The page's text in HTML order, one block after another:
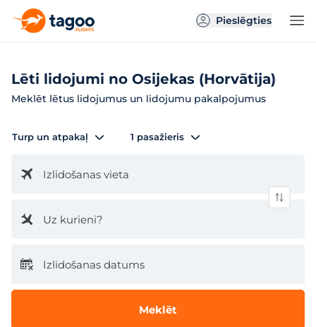
Pieslēgties
Lēti lidojumi no Osijekas (Horvātija)
Meklēt lētus lidojumus un lidojumu pakalpojumus
Turp un atpakaļ 1 pasažieris
Izlidošanas vieta
Uz kurieni?
Izlidošanas datums
Meklēt